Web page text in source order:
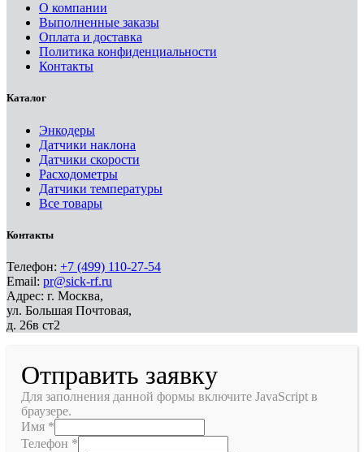
О компании
Выполненные заказы
Оплата и доставка
Политика конфиденциальности
Контакты
Каталог
Энкодеры
Датчики наклона
Датчики скорости
Расходометры
Датчики температуры
Все товары
Контакты
Телефон: +7 (499) 110-27-54
Email: pr@sick-rf.ru
Адрес: г. Москва,
ул. Большая Почтовая,
д. 26в ст2
Отправить заявку
Для заполнения данной формы включите JavaScript в
браузере.
Имя *
Телефон *